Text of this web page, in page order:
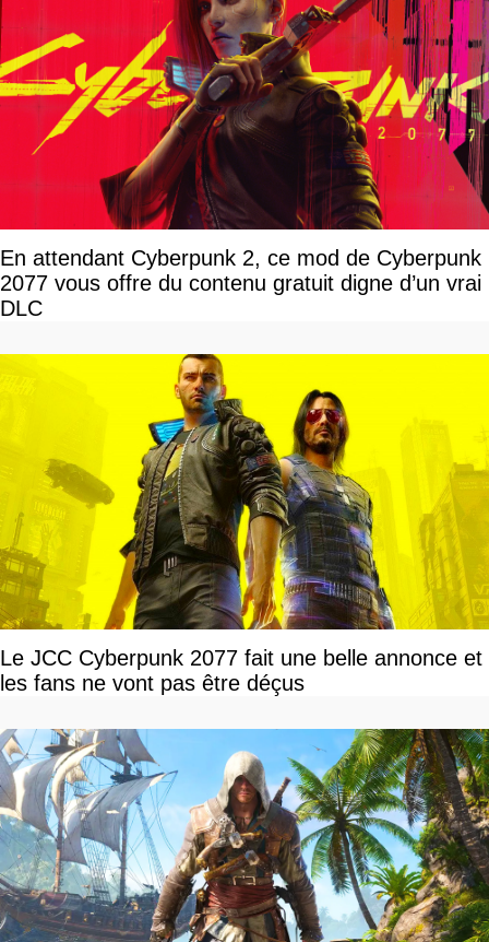
En attendant Cyberpunk 2, ce mod de Cyberpunk
2077 vous offre du contenu gratuit digne d’un vrai
DLC
Le JCC Cyberpunk 2077 fait une belle annonce et
les fans ne vont pas être déçus